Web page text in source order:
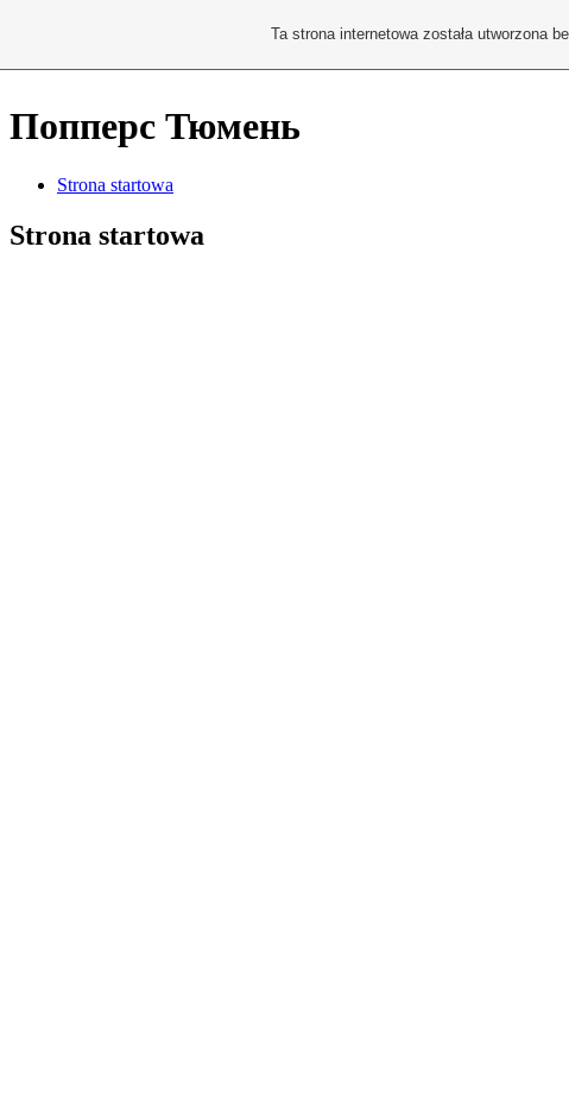
Попперс Тюмень
Strona startowa
Strona startowa
Ta strona internetowa została utworzona